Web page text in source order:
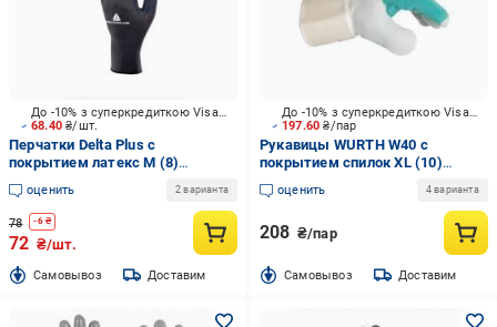
68.40₴/шт.
До -10% з суперкредиткою Visa Вигода
Перчатки Delta Plus с
покрытием латекс M (8)
WUAVE630GR08
оценить 2 варианта
78 -6₴
72 ₴/шт.
Cамовывоз Доставим
197.60₴/пар
До -10% з суперкредиткою Visa Вигода
Рукавицы WURTH W40 с
покрытием спилок XL (10)
5350000120
оценить 4 варианта
208 ₴/пар
Cамовывоз Доставим